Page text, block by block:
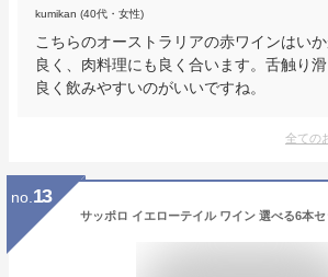
kumikan (40代・女性)
こちらのオーストラリアの赤ワインはい
良く、肉料理にも良く合います。舌触り
良く飲みやすいのがいいですね。
全ての
no. 13